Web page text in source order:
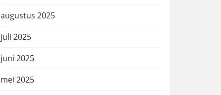
augustus 2025
juli 2025
juni 2025
mei 2025